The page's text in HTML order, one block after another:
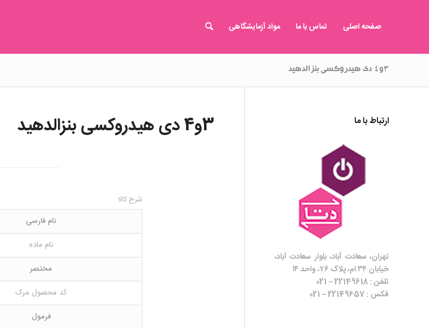
صفحه اصلی تماس با ما مواد آزمایشگاهی
۳و۴ دی هیدروکسی بنزالدهید
3و4 دی هیدروکسی بنزالدهید
شرح کالا
نام فارسی
نام ماده
مختصر
کد محصول مرک
فرمول
ارتباط با ما
تهران، سعادت آباد، بلوار سعادت آباد،
خیابان ۳۴ ام، پلاک ۷۶، واحد ۱۴
تلفن : 22149618 – 021
فکس : 22149657 – 021